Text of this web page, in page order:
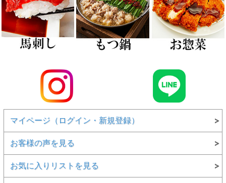
マイページ（ログイン・新規登録）
お客様の声を見る
お気に入りリストを見る